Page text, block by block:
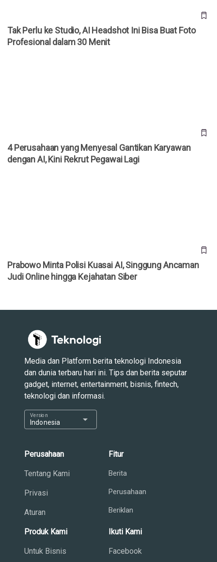
Tak Perlu ke Studio, AI Headshot Ini Bisa Buat Foto
Profesional dalam 30 Menit
4 Perusahaan yang Menyesal Gantikan Karyawan
dengan AI, Kini Rekrut Pegawai Lagi
Prabowo Minta Polisi Kuasai AI, Singgung Ancaman
Judi Online hingga Kejahatan Siber
Media dan Platform berita teknologi Indonesia
dan dunia terbaru hari ini. Tips dan berita seputar
gadget, internet, entertainment, bisnis, fintech,
teknologi dan informasi.
Indonesia
Version arrow_drop_down
Perusahaan
Tentang Kami
Privasi
Aturan
Fitur
Berita
Perusahaan
Beriklan
Produk Kami
Untuk Bisnis
Ikuti Kami
Facebook